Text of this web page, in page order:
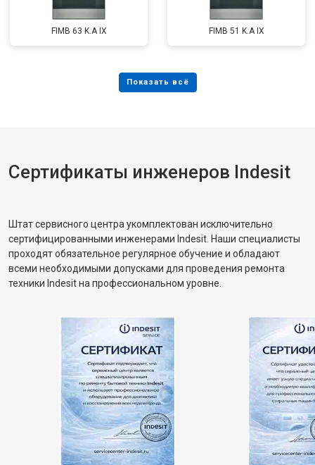
FIMB 63 K.A IX FIMB 51 K.A IX
Сертификаты инженеров Indesit
Штат сервисного центра укомплектован исключительно
сертифицированными инженерами Indesit. Наши специалисты
проходят обязательное регулярное обучение и обладают
всеми необходимыми допусками для проведения ремонта
техники Indesit на профессиональном уровне.